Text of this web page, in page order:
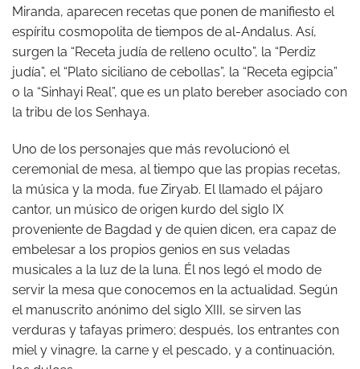
Miranda, aparecen recetas que ponen de manifiesto el
espíritu cosmopolita de tiempos de al-Andalus. Así,
surgen la “Receta judía de relleno oculto”, la “Perdiz
judía”, el “Plato siciliano de cebollas”, la “Receta egipcia”
o la “Sinhayi Real”, que es un plato bereber asociado con
la tribu de los Senhaya.
Uno de los personajes que más revolucionó el
ceremonial de mesa, al tiempo que las propias recetas,
la música y la moda, fue Ziryab. El llamado el pájaro
cantor, un músico de origen kurdo del siglo IX
proveniente de Bagdad y de quien dicen, era capaz de
embelesar a los propios genios en sus veladas
musicales a la luz de la luna. Él nos legó el modo de
servir la mesa que conocemos en la actualidad. Según
el manuscrito anónimo del siglo XIII, se sirven las
verduras y tafayas primero; después, los entrantes con
miel y vinagre, la carne y el pescado, y a continuación,